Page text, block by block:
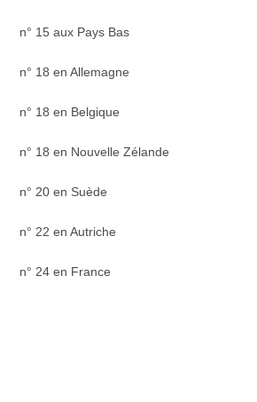
n° 15 aux Pays Bas
n° 18 en Allemagne
n° 18 en Belgique
n° 18 en Nouvelle Zélande
n° 20 en Suède
n° 22 en Autriche
n° 24 en France